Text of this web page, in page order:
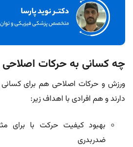
چه کسانی به حرکات اصلاحی
ورزش و حرکات اصلاحی هم برای
دارند و هم افرادی با اهداف زیر:
بهبود کیفیت حرکت با برای
ضدربدری